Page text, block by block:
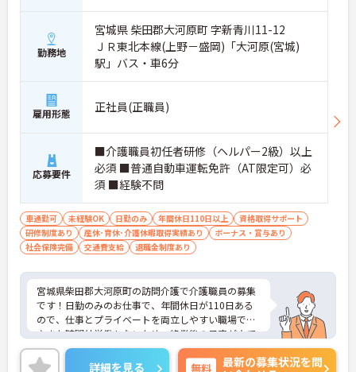
勤務地
宮城県 柴田郡大河原町 字新青川11-12
ＪＲ東北本線(上野－盛岡)「大河原(宮城)
駅」バス・車6分
雇用形態 正社員(正職員)
応募要件
■介護職員初任者研修（ヘルパー2級）以上
必須 ■普通自動車運転免許（AT限定可）必
須 ■経験不問
車通勤可 未経験OK 日勤のみ 年間休日110日以上
資格取得サポート
研修制度あり
産休･育休･介護休暇取得実績あり
ボーナス・賞与あり
社会保険完備
交通費支給 退職金制度あり
宮城県柴田郡大河原町の訪問介護で介護職員の募集
です！日勤のみのお仕事で、年間休日が110日ある
ので、仕事とプライベートを両立しやすい職場です
♪また時間外労働もないため、終業後の予定が立て
やすいのもうれしいポイント◎ご興味のある方は、
面接ポイントをお伝えしますので、お気軽にご連絡
詳細を見る 無料
最新の募集状況を問